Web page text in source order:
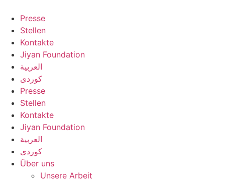
Inhalt
springen
Presse
Stellen
Kontakte
Jiyan Foundation
العربية
کوردی
Presse
Stellen
Kontakte
Jiyan Foundation
العربية
کوردی
Über uns
Unsere Arbeit